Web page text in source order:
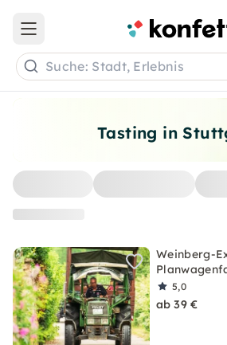
Tasting in
Weinberg-
5,0
ab 39 €
Open main menu
Suche: Stadt, Erlebnis